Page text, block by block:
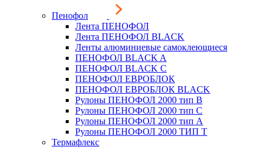
Пенофол
Лента ПЕНОФОЛ
Лента ПЕНОФОЛ BLACK
Ленты алюминиевые самоклеющиеся
ПЕНОФОЛ BLACK A
ПЕНОФОЛ BLACK С
ПЕНОФОЛ ЕВРОБЛОК
ПЕНОФОЛ ЕВРОБЛОК BLACK
Рулоны ПЕНОФОЛ 2000 тип B
Рулоны ПЕНОФОЛ 2000 тип C
Рулоны ПЕНОФОЛ 2000 тип А
Рулоны ПЕНОФОЛ 2000 ТИП Т
Термафлекс